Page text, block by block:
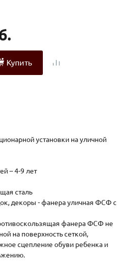
Купить
установки на уличной
– 4-9 лет
сталь
декоры - фанера уличная ФСФ с
фанера ФСФ не
на поверхность сеткой,
сцепление обуви ребенка и